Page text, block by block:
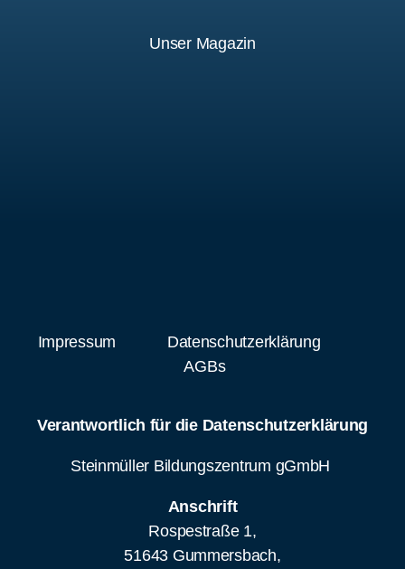
Unser Magazin
Impressum
Datenschutzerklärung
AGBs
Verantwortlich für die Datenschutzerklärung
Steinmüller Bildungszentrum gGmbH
Anschrift
Rospestraße 1,
51643 Gummersbach,